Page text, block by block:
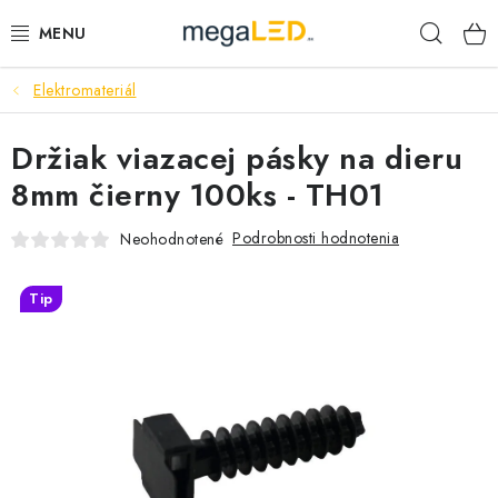
na
PRIEMYSEL
SVIETIDLÁ
ŽIAROVKY A TRUBICE
SAMSUNG SVIETIDLÁ
Elektromateriál
Držiak viazacej pásky na dieru
8mm čierny 100ks - TH01
Neohodnotené Podrobnosti hodnotenia
Tip